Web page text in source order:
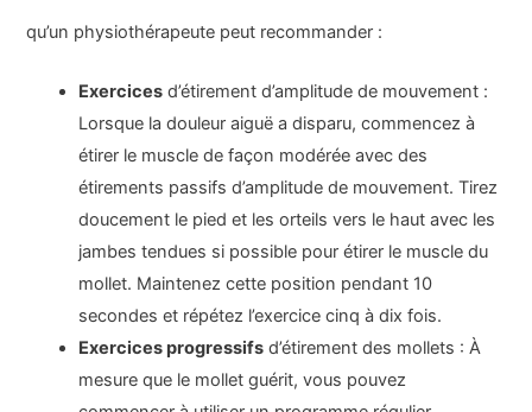
qu’un physiothérapeute peut recommander :
Exercices d’étirement d’amplitude de mouvement :
Lorsque la douleur aiguë a disparu, commencez à
étirer le muscle de façon modérée avec des
étirements passifs d’amplitude de mouvement. Tirez
doucement le pied et les orteils vers le haut avec les
jambes tendues si possible pour étirer le muscle du
mollet. Maintenez cette position pendant 10
secondes et répétez l’exercice cinq à dix fois.
Exercices progressifs d’étirement des mollets : À
mesure que le mollet guérit, vous pouvez